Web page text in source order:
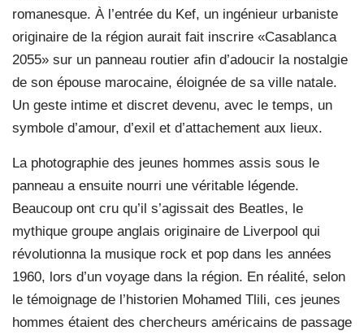
romanesque. À l’entrée du Kef, un ingénieur urbaniste
originaire de la région aurait fait inscrire «Casablanca
2055» sur un panneau routier afin d’adoucir la nostalgie
de son épouse marocaine, éloignée de sa ville natale.
Un geste intime et discret devenu, avec le temps, un
symbole d’amour, d’exil et d’attachement aux lieux.
La photographie des jeunes hommes assis sous le
panneau a ensuite nourri une véritable légende.
Beaucoup ont cru qu’il s’agissait des Beatles, le
mythique groupe anglais originaire de Liverpool qui
révolutionna la musique rock et pop dans les années
1960, lors d’un voyage dans la région. En réalité, selon
le témoignage de l’historien Mohamed Tlili, ces jeunes
hommes étaient des chercheurs américains de passage